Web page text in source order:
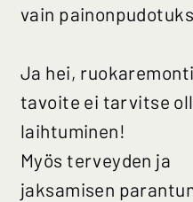
vain
Ja hei,
tavoite ei tarvitse
laihtuminen!
Myös terveyden ja
jaksamisen